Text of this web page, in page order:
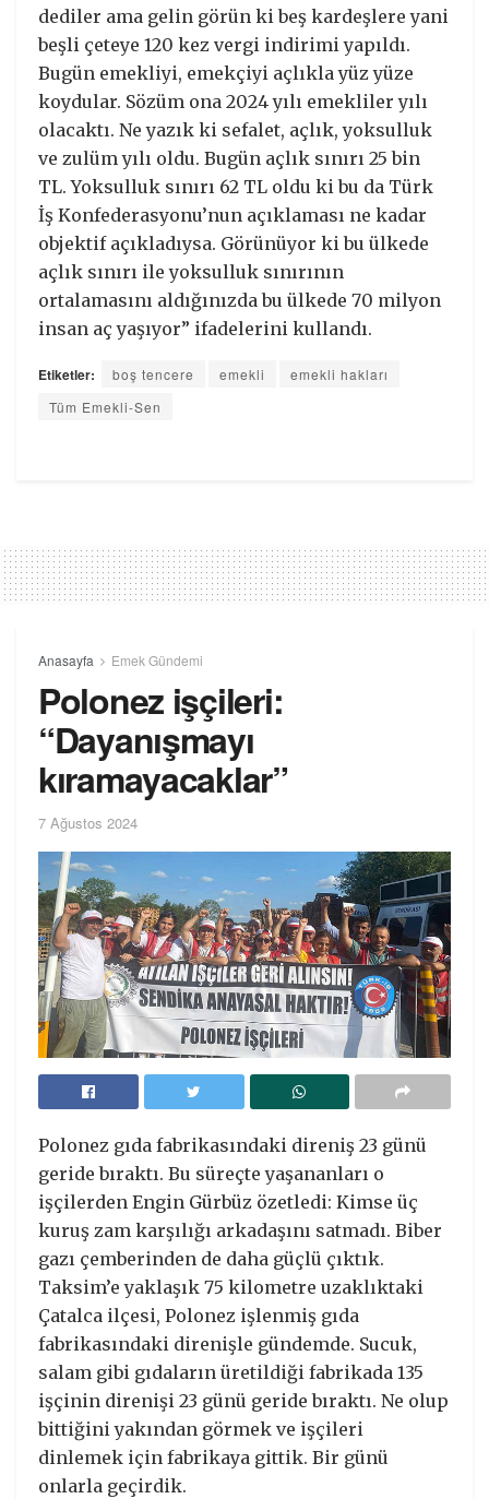
dediler ama gelin görün ki beş kardeşlere yani
beşli çeteye 120 kez vergi indirimi yapıldı.
Bugün emekliyi, emekçiyi açlıkla yüz yüze
koydular. Sözüm ona 2024 yılı emekliler yılı
olacaktı. Ne yazık ki sefalet, açlık, yoksulluk
ve zulüm yılı oldu. Bugün açlık sınırı 25 bin
TL. Yoksulluk sınırı 62 TL oldu ki bu da Türk
İş Konfederasyonu’nun açıklaması ne kadar
objektif açıkladıysa. Görünüyor ki bu ülkede
açlık sınırı ile yoksulluk sınırının
ortalamasını aldığınızda bu ülkede 70 milyon
insan aç yaşıyor” ifadelerini kullandı.
Etiketler: boş tencere emekli
emekli hakları
Tüm Emekli-Sen
Anasayfa Emek Gündemi
Polonez işçileri:
“Dayanışmayı
kıramayacaklar”
7 Ağustos 2024
Polonez gıda fabrikasındaki direniş 23 günü
geride bıraktı. Bu süreçte yaşananları o
işçilerden Engin Gürbüz özetledi: Kimse üç
kuruş zam karşılığı arkadaşını satmadı. Biber
gazı çemberinden de daha güçlü çıktık.
Taksim’e yaklaşık 75 kilometre uzaklıktaki
Çatalca ilçesi, Polonez işlenmiş gıda
fabrikasındaki direnişle gündemde. Sucuk,
salam gibi gıdaların üretildiği fabrikada 135
işçinin direnişi 23 günü geride bıraktı. Ne olup
bittiğini yakından görmek ve işçileri
dinlemek için fabrikaya gittik. Bir günü
onlarla geçirdik.